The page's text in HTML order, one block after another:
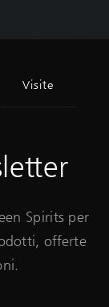
Spirits per
offerte